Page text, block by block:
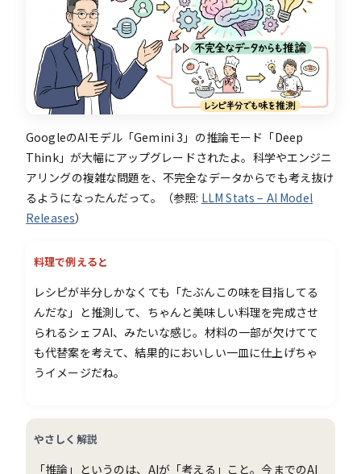
GoogleのAIモデル「Gemini 3」の推論モード「Deep
Think」が大幅にアップグレードされたよ。科学やエンジニ
アリングの複雑な問題を、不完全なデータからでも考え抜け
るようになったんだって。（参照: LLM Stats – AI Model
Releases）
料理で例えると
レシピが半分しかなくても「たぶんこの味を目指してる
んだな」と推測して、ちゃんと美味しい料理を完成させ
られるシェフAI、みたいな感じ。材料の一部が欠けてて
も代替案を考えて、結果的においしい一皿に仕上げちゃ
うイメージだね。
やさしく解説
「推論」というのは、AIが「考える」こと。今までのAI